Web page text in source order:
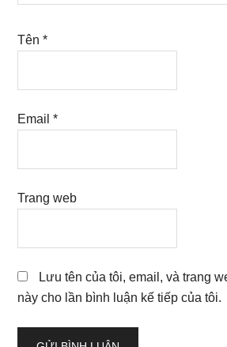
Tên*
Email*
Trang web
Lưu tên của tôi, email, và trang
này cho lần bình luận kế tiếp của tôi.